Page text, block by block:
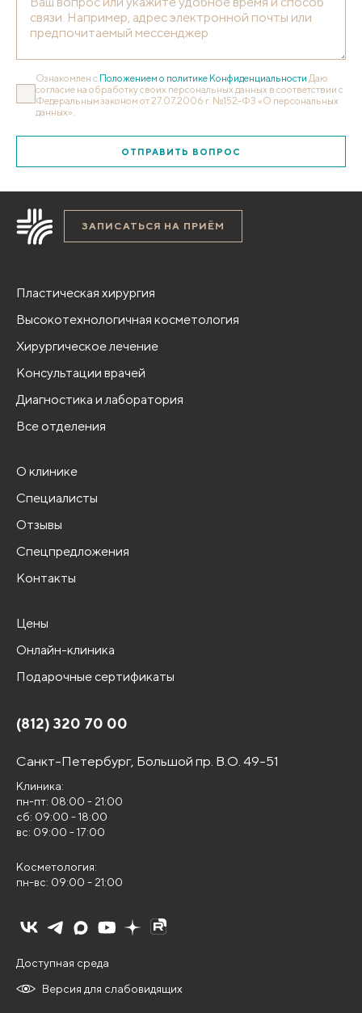
Ознакомлен с Положением о политике Конфиденциальности Даю
согласие на обработку своих персональных данных в соответствии с
Федеральным законом от 27.07.2006 г. №152-ФЗ «О персональных
данных».
ОТПРАВИТЬ ВОПРОС
ЗАПИСАТЬСЯ НА ПРИЁМ
Пластическая хирургия
Высокотехнологичная косметология
Хирургическое лечение
Консультации врачей
Диагностика и лаборатория
Все отделения
О клинике
Специалисты
Отзывы
Спецпредложения
Контакты
Цены
Онлайн-клиника
Подарочные сертификаты
(812) 320 70 00
Санкт-Петербург, Большой пр. В.О. 49-51
Клиника:
пн-пт: 08:00 - 21:00
сб: 09:00 - 18:00
вс: 09:00 - 17:00
Косметология:
пн-вс: 09:00 - 21:00
Версия для слабовидящих
Доступная среда